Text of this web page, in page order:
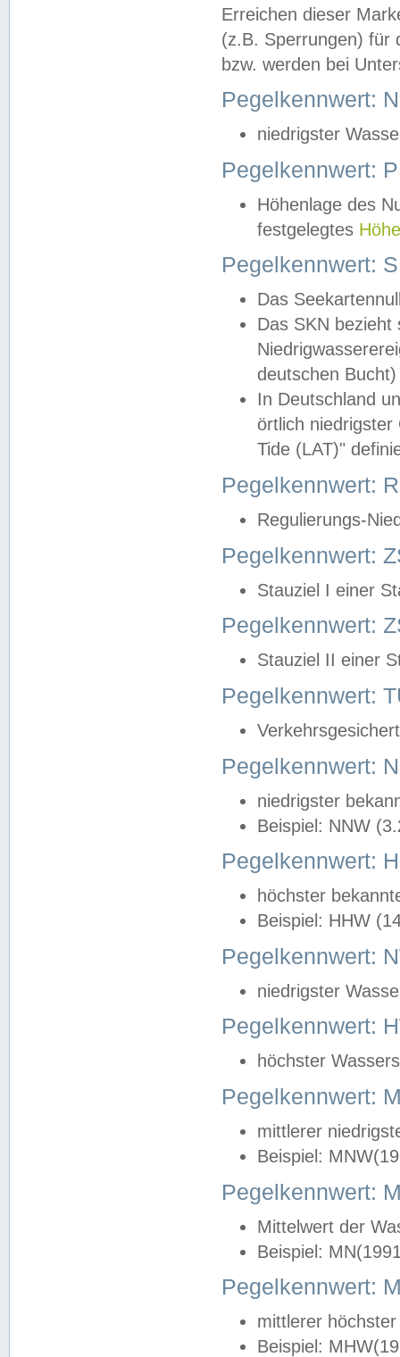
Erreichen dieser
(z.B. Sperrungen) für
bzw. werden bei
Pegelkennwert:
niedrigster
Pegelkennwert:
Höhenlage des
festgelegtes
Pegelkennwert:
Das
Das SKN
deutschen
In Deutschland
örtlich
Tide (LAT)"
Pegelkennwert:
Regulierungs-
Pegelkennwert:
Stauziel I einer
Pegelkennwert:
Stauziel II einer
Pegelkennwert:
Pegelkennwert:
niedrigster
Beispiel: NNW
Pegelkennwert:
höchster
Beispiel: HHW
Pegelkennwert:
niedrigster
Pegelkennwert:
höchster
Pegelkennwert:
mittlerer
Beispiel:
Pegelkennwert:
Mittelwert der
Beispiel:
Pegelkennwert:
mittlerer
Beispiel: